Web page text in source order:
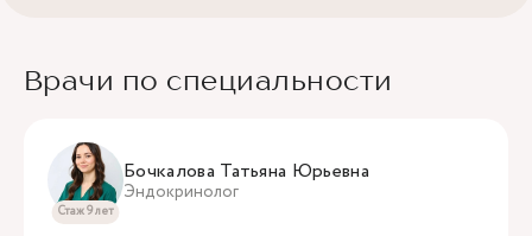
Врачи по специальности
Стаж 9 лет
Бочкалова Татьяна Юрьевна
Эндокринолог